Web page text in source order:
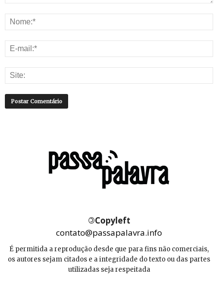
©Copyleft
contato@passapalavra.info
É permitida a reprodução desde que para fins não comerciais,
os autores sejam citados e a integridade do texto ou das partes
utilizadas seja respeitada